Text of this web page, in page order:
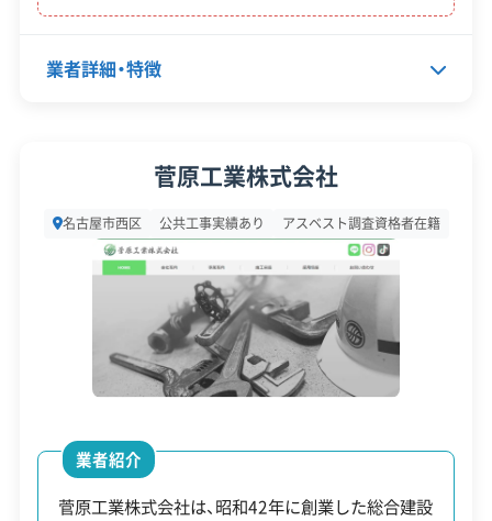
す。
の南部」「歴史地区の中南部」「住宅
建て替えの中部」「水害リスクの北
部」のどのエリアにあるかをまず把
握することです。その上で、昔なが
らの狭い道への対応力や、補助金制
度（西区は上限20万円が基本）を正
しく理解することが、良い業者を選
ながります。
策・リス
業者詳細・特徴
設立日
2,000万円
052-501-1436
営業時間 9:00～17:00
営業日
菅原工業株式会社
名古屋市西区 公共工事実績あり アスベスト調査資格者在籍
業者紹介
菅原工業株式会社は、昭和42年に創業した総合建設